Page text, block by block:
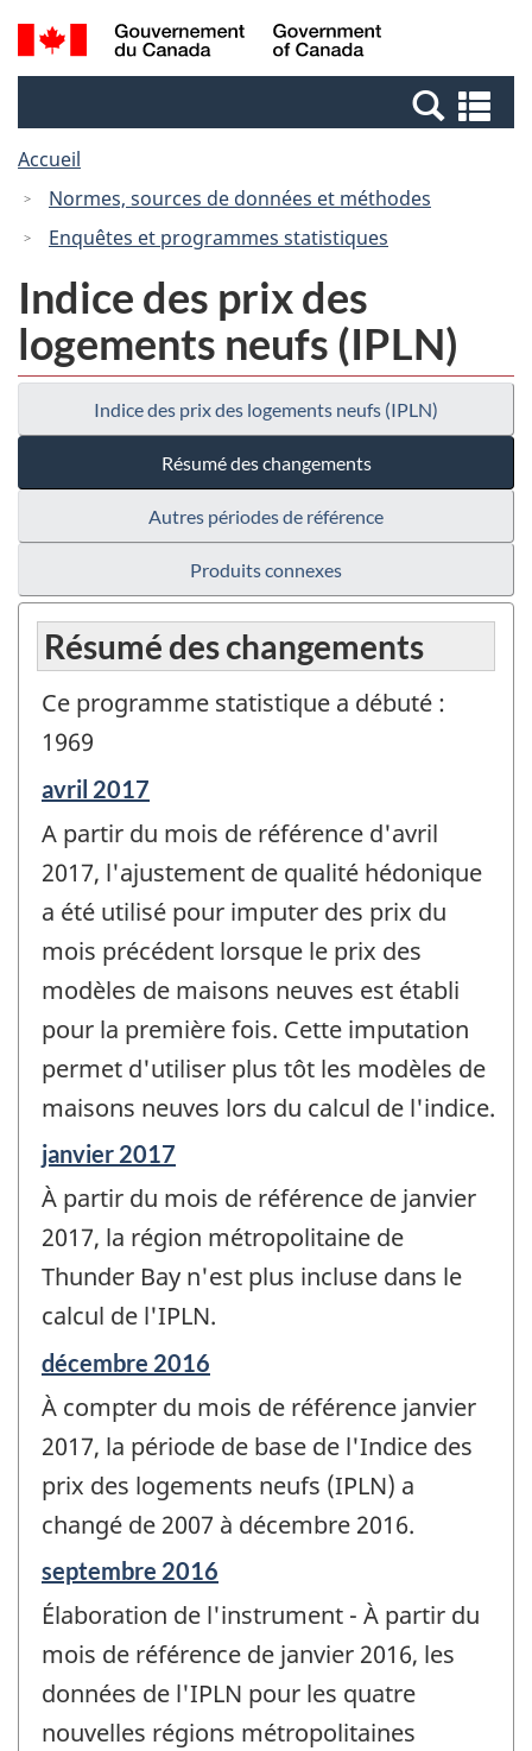
Passer
au
Passer
à
Canada
Recherche
et
et
Accueil
Normes, sources de données et méthodes
Enquêtes et programmes statistiques
Indice des prix des
logements neufs (IPLN)
Indice des prix des logements neufs (IPLN)
Résumé des changements
Autres périodes de référence
Produits connexes
Résumé des changements
Ce programme statistique a débuté :
1969
Période
référence
de
changement
-
avril 2017
A partir du mois de référence d'avril
2017, l'ajustement de qualité hédonique
a été utilisé pour imputer des prix du
mois précédent lorsque le prix des
modèles de maisons neuves est établi
pour la première fois. Cette imputation
permet d'utiliser plus tôt les modèles de
maisons neuves lors du calcul de l'indice.
Période
de
référence
de
changement
-
janvier 2017
À partir du mois de référence de janvier
2017, la région métropolitaine de
Thunder Bay n'est plus incluse dans le
calcul de l'IPLN.
Période
de
référence
de
changement
-
décembre 2016
À compter du mois de référence janvier
2017, la période de base de l'Indice des
prix des logements neufs (IPLN) a
changé de 2007 à décembre 2016.
Période
de
référence
de
-
septembre 2016
Élaboration de l'instrument - À partir du
mois de référence de janvier 2016, les
données de l'IPLN pour les quatre
nouvelles régions métropolitaines